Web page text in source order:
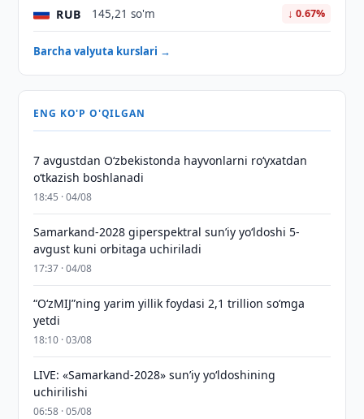
RUB 145,21 so'm ↓ 0.67%
Barcha valyuta kurslari →
ENG KO'P O'QILGAN
7 avgustdan O‘zbekistonda hayvonlarni ro‘yxatdan
o‘tkazish boshlanadi
18:45 · 04/08
Samarkand-2028 giperspektral sun’iy yo‘ldoshi 5-
avgust kuni orbitaga uchiriladi
17:37 · 04/08
“O‘zMIJ”ning yarim yillik foydasi 2,1 trillion so‘mga
yetdi
18:10 · 03/08
LIVE: «Samarkand-2028» sun’iy yo‘ldoshining
uchirilishi
06:58 · 05/08